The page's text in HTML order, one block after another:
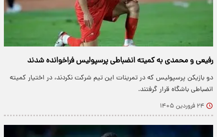
رفیعی و محمدی به کمیته انضباطی پرسپولیس فراخوانده شدند
دو بازیکن پرسپولیس که در تمرینات این تیم شرکت نکردند، در اختیار کمیته
انضباطی باشگاه قرار گرفتند.
۲۴ فروردین ۱۴۰۵